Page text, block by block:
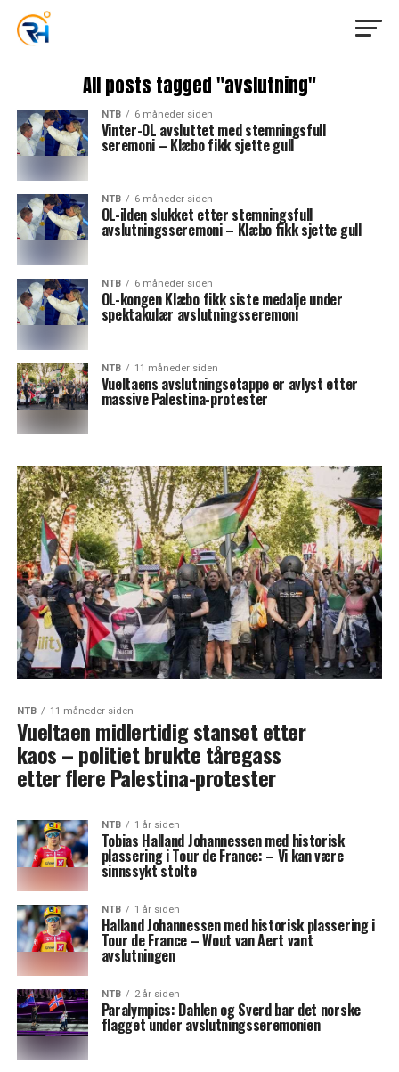
All posts tagged "avslutning"
NTB 6 måneder siden
Vinter-OL avsluttet med stemningsfull
seremoni – Klæbo fikk sjette gull
NTB 6 måneder siden
OL-ilden slukket etter stemningsfull
avslutningsseremoni – Klæbo fikk sjette gull
NTB 6 måneder siden
OL-kongen Klæbo fikk siste medalje under
spektakulær avslutningsseremoni
NTB 11 måneder siden
Vueltaens avslutningsetappe er avlyst etter
massive Palestina-protester
NTB 11 måneder siden
Vueltaen midlertidig stanset etter
kaos – politiet brukte tåregass
etter flere Palestina-protester
NTB 1 år siden
Tobias Halland Johannessen med historisk
plassering i Tour de France: – Vi kan være
sinnssykt stolte
NTB 1 år siden
Halland Johannessen med historisk plassering i
Tour de France – Wout van Aert vant
avslutningen
NTB 2 år siden
Paralympics: Dahlen og Sverd bar det norske
flagget under avslutningsseremonien